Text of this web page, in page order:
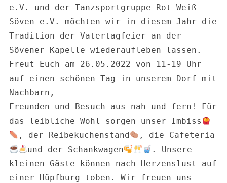
e.V. und der Tanzsportgruppe Rot-Weiß-
Söven e.V. möchten wir in diesem Jahr die
Tradition der Vatertagfeier an der
Sövener Kapelle wiederaufleben lassen.
Freut Euch am 26.05.2022 von 11-19 Uhr
auf einen schönen Tag in unserem Dorf mit
Nachbarn,
Freunden und Besuch aus nah und fern! Für
das leibliche Wohl sorgen unser Imbiss
, der Reibekuchenstand
, die Cafeteria
und der Schankwagen
. Unsere
kleinen Gäste können nach Herzenslust auf
einer Hüpfburg toben. Wir freuen uns